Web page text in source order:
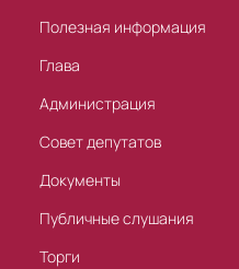
Полезная информация
Глава
Администрация
Совет депутатов
Документы
Публичные слушания
Торги